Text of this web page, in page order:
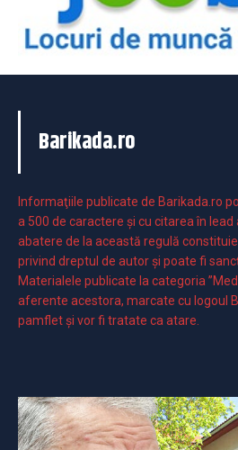
Barikada.ro
Informaţiile publicate de Barikada.ro
a 500 de caractere şi cu citarea în lead
abatere de la această regulă
privind dreptul de autor și poate fi
Materialele publicate la categoria
aferente acestora, marcate cu logoul
pamflet și vor fi tratate ca atare.